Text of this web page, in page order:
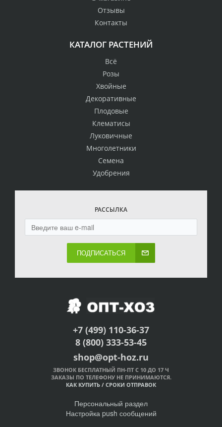
Отзывы
Контакты
КАТАЛОГ РАСТЕНИЙ
Всё
Розы
Хвойные
Декоративные
Плодовые
Клематисы
Луковичные
Многолетники
Семена
Удобрения
РАССЫЛКА
ПОДПИСАТЬСЯ
+7 (499) 110-36-37
8 (800) 333-53-45
shop@opt-hoz.ru
ЗВОНОК БЕСПЛАТНЫЙ ПН-ПТ С 10 ДО 17 Ч
ЗАКАЗЫ ПО ТЕЛЕФОНУ НЕ ПРИНИМАЮТСЯ.
КАК КУПИТЬ / СРОКИ ОТПРАВОК
Персональный раздел
Настройка push сообщений